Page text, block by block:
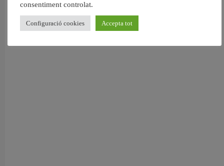
consentiment controlat.
Configuració cookies Accepta tot